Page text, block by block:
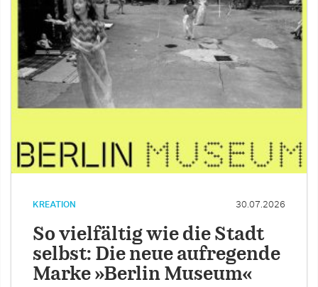
KREATION 30.07.2026
So vielfältig wie die Stadt
selbst: Die neue aufregende
Marke »Berlin Museum«